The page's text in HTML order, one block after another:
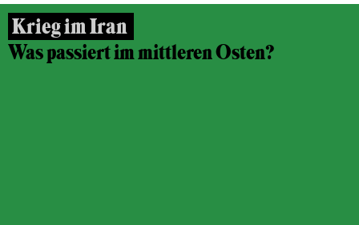
Krieg im Iran
Was passiert im mittleren Osten?